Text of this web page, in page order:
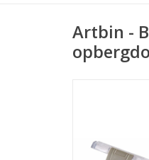
Artbin -